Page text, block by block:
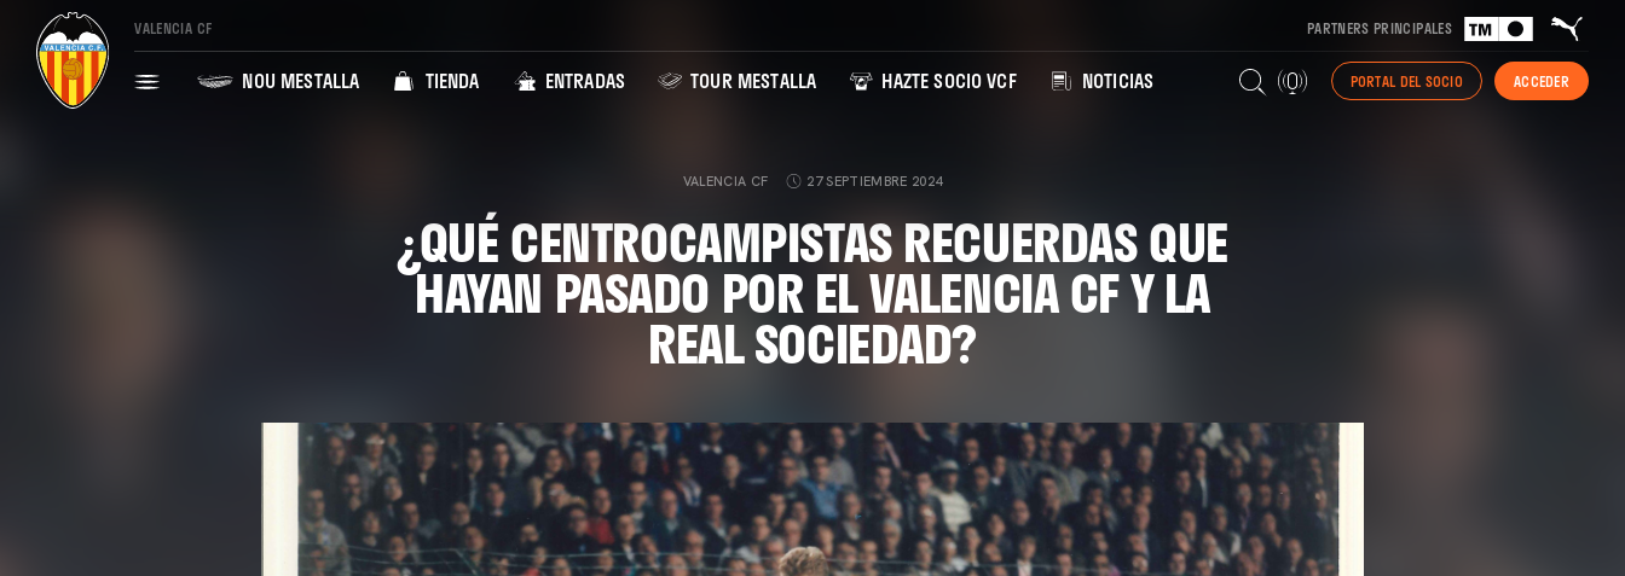
VALENCIA CF PARTNERS PRINCIPALES
NOU MESTALLA TIENDA ENTRADAS TOUR MESTALLA HAZTE SOCIO VCF NOTICIAS PORTAL DEL SOCIO ACCEDER
VALENCIA CF 27 SEPTIEMBRE 2024
¿QUÉ CENTROCAMPISTAS RECUERDAS QUE
HAYAN PASADO POR EL VALENCIA CF Y LA
REAL SOCIEDAD?